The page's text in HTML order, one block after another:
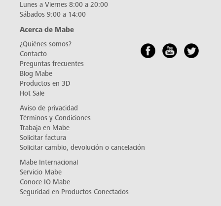
Lunes a Viernes 8:00 a 20:00
Sábados 9:00 a 14:00
Acerca de Mabe
¿Quiénes somos?
Contacto
Preguntas frecuentes
Blog Mabe
Productos en 3D
Hot Sale
Aviso de privacidad
Términos y Condiciones
Trabaja en Mabe
Solicitar factura
Solicitar cambio, devolución o cancelación
Mabe Internacional
Servicio Mabe
Conoce IO Mabe
Seguridad en Productos Conectados